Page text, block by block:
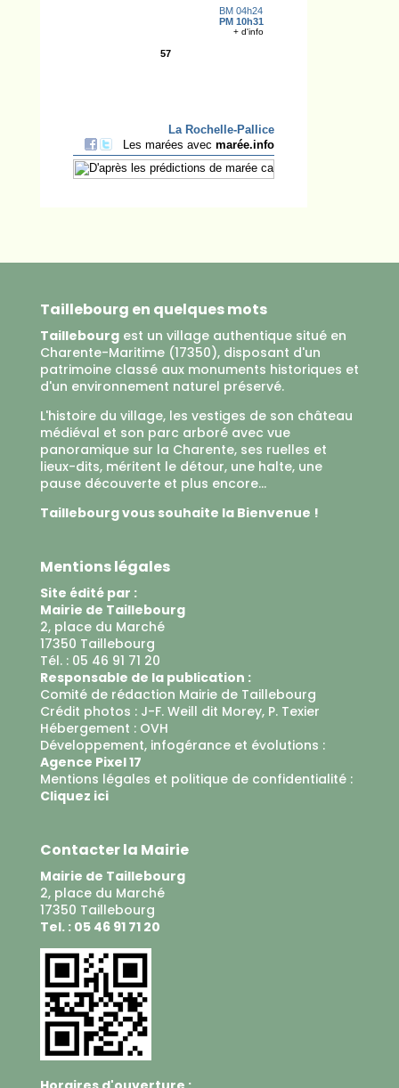
Taillebourg en quelques mots
Taillebourgest un village authentique situé en
Charente-Maritime (17350), disposant d'un
patrimoine classé aux monuments historiques et
d'un environnement naturel préservé.
L'histoire du village, les vestiges de son château
médiéval et son parc arboré avec vue
panoramique sur la Charente, ses ruelles et
lieux-dits, méritent le détour, une halte, une
pause découverte et plus encore...
Taillebourg vous souhaite la Bienvenue !
Mentions légales
Site édité par :
Mairie de Taillebourg
2, place du Marché
17350 Taillebourg
Tél. : 05 46 91 71 20
Responsable de la publication :
Comité de rédaction Mairie de Taillebourg
Crédit photos : J-F. Weill dit Morey, P. Texier
Hébergement : OVH
Développement, infogérance et évolutions :
Agence Pixel 17
Mentions légales et politique de confidentialité :
Cliquez ici
Contacter la Mairie
Mairie de Taillebourg
2, place du Marché
17350 Taillebourg
Tel. : 05 46 91 71 20